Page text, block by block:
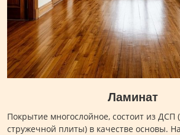
Ламинат
Покрытие многослойное, состоит из ДСП
стружечной плиты) в качестве основы.